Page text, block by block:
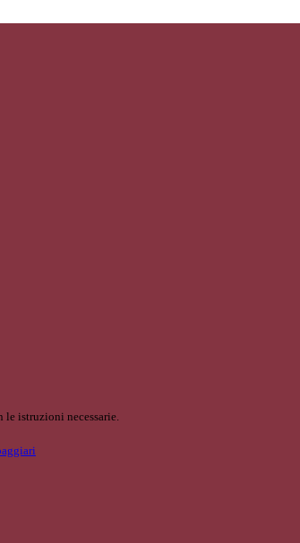
istruzioni necessarie.